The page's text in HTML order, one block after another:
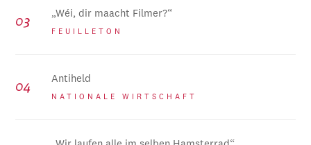
„Wéi, dir maacht Filmer?“
FEUILLETON
Antiheld
NATIONALE WIRTSCHAFT